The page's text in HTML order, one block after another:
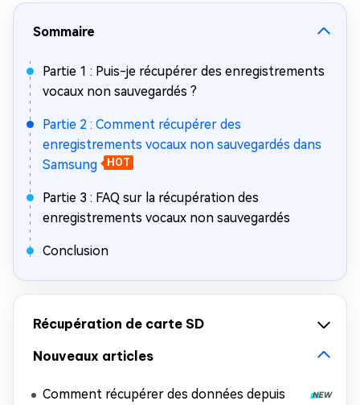
Sommaire
Partie 1 : Puis-je récupérer des enregistrements
vocaux non sauvegardés ?
Partie 2 : Comment récupérer des
enregistrements vocaux non sauvegardés dans
Samsung
HOT
Partie 3 : FAQ sur la récupération des
enregistrements vocaux non sauvegardés
Conclusion
Récupération de carte SD
Nouveaux articles
Comment récupérer des données depuis